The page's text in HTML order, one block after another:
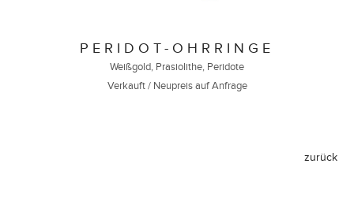
PERIDOT-OHRRINGE
Weißgold, Prasiolithe, Peridote
Verkauft / Neupreis auf Anfrage